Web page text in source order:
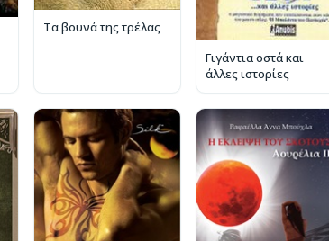
Τα βουνά της τρέλας
Γιγάντια οστά και
άλλες ιστορίες